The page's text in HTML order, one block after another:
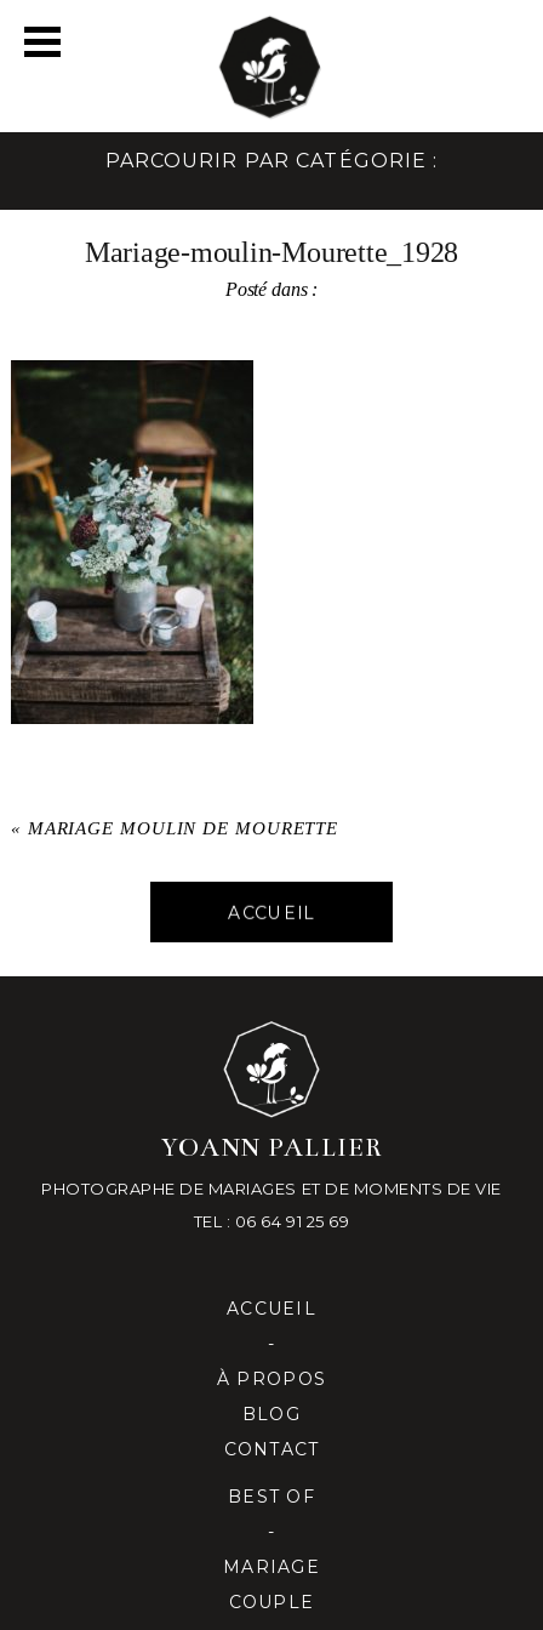
PARCOURIR PAR CATÉGORIE :
Mariage-moulin-Mourette_1928
Posté dans :
« MARIAGE MOULIN DE MOURETTE
ACCUEIL
YOANN PALLIER
PHOTOGRAPHE DE MARIAGES ET DE MOMENTS DE VIE
TEL : 06 64 91 25 69
ACCUEIL
-
À PROPOS
BLOG
CONTACT
BEST OF
-
MARIAGE
COUPLE